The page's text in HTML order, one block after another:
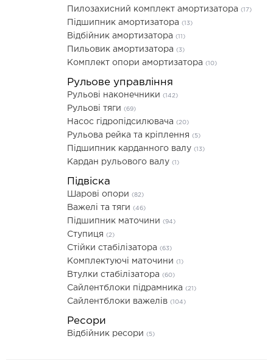
Пилозахисний комплект амортизатора (17)
Підшипник амортизатора (13)
Відбійник амортизатора (11)
Пильовик амортизатора (3)
Комплект опори амортизатора (10)
Рульове управління
Рульові наконечники (142)
Рульові тяги (69)
Насос гідропідсилювача (20)
Рульова рейка та кріплення (5)
Підшипник карданного валу (13)
Кардан рульового валу (1)
Підвіска
Шарові опори (82)
Важелі та тяги (46)
Підшипник маточини (94)
Ступиця (2)
Стійки стабілізатора (63)
Комплектуючі маточини (1)
Втулки стабілізатора (60)
Сайлентблоки підрамника (21)
Сайлентблоки важелів (104)
Ресори
Відбійник ресори (5)